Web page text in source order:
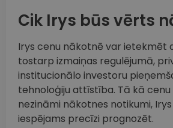
Cik Irys būs vērts
Irys cenu nākotnē var ietekmēt
tostarp izmaiņas regulējumā,
institucionālo investoru
tehnoloģiju attīstība. Tā kā
nezināmi nākotnes notikumi,
iespējams precīzi prognozēt.